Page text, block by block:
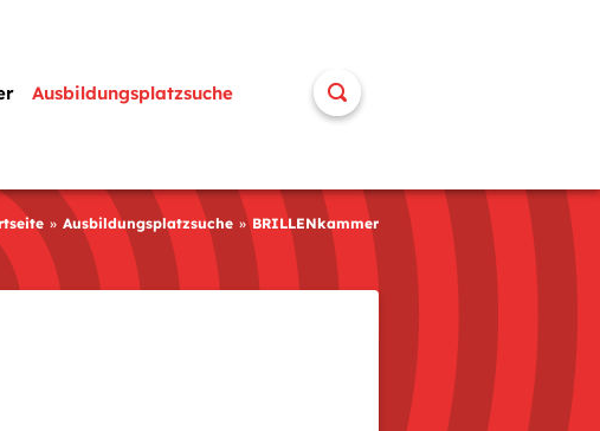
Ausbildungsplatzsuche
Ausbildungsplatzsuche BRILLENkammer